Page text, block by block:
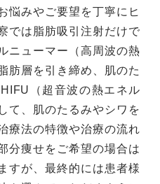
悩みやご要望を丁寧にヒ
では脂肪吸引注射だけで
ニューマー（高周波の熱
肪層を引き締め、肌のた
（超音波の熱エネル
て、肌のたるみやシワを
療法の特徴や治療の流れ
分痩せをご希望の場合は
すが、最終的には患者様